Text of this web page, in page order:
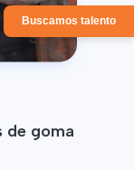
de goma
Buscamos talento